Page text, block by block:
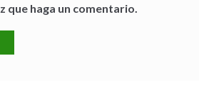
que haga un comentario.